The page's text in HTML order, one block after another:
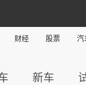
财经 股票 汽
新车